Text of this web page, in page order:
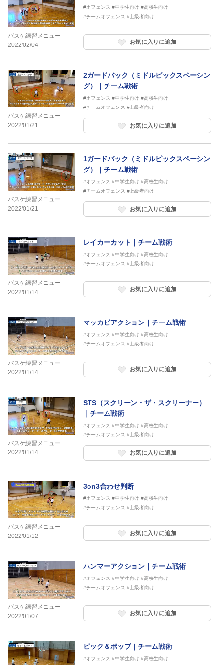
バスケ練習メニュー
2022/02/04
#オフェンス #中学生向け #高校生向け
#チームオフェンス #上級者向け
お気に入りに追加
バスケ練習メニュー
2022/01/21
2ガードバック（ミドルピックスペーシン
グ）｜チーム戦術
#オフェンス #中学生向け #高校生向け
#チームオフェンス #上級者向け
お気に入りに追加
バスケ練習メニュー
2022/01/21
1ガードバック（ミドルピックスペーシン
グ）｜チーム戦術
#オフェンス #中学生向け #高校生向け
#チームオフェンス #上級者向け
お気に入りに追加
バスケ練習メニュー
2022/01/14
レイカーカット｜チーム戦術
#オフェンス #中学生向け #高校生向け
#チームオフェンス #上級者向け
お気に入りに追加
バスケ練習メニュー
2022/01/14
マッカビアクション｜チーム戦術
#オフェンス #中学生向け #高校生向け
#チームオフェンス #上級者向け
お気に入りに追加
バスケ練習メニュー
2022/01/14
STS（スクリーン・ザ・スクリーナー）
｜チーム戦術
#オフェンス #中学生向け #高校生向け
#チームオフェンス #上級者向け
お気に入りに追加
バスケ練習メニュー
2022/01/12
3on3合わせ判断
#オフェンス #中学生向け #高校生向け
#チームオフェンス #上級者向け
お気に入りに追加
バスケ練習メニュー
2022/01/07
ハンマーアクション｜チーム戦術
#オフェンス #中学生向け #高校生向け
#チームオフェンス #上級者向け
お気に入りに追加
ピック＆ポップ｜チーム戦術
#オフェンス #中学生向け #高校生向け